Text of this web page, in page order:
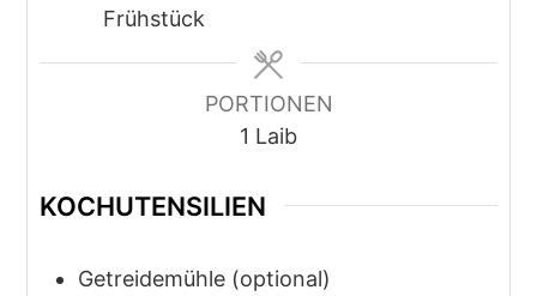
Frühstück
PORTIONEN
1 Laib
KOCHUTENSILIEN
Getreidemühle (optional)